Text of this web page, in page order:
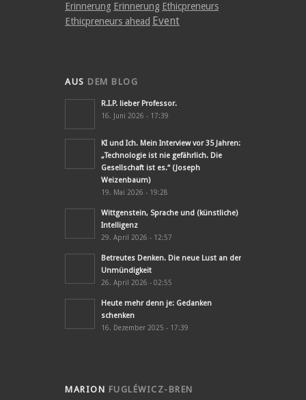
Erinnerung Erinnerung Ethicpreneurs
Ethicpreneurs ahead Event
AUS DEM BLOG
R.I.P. lieber Professor.
16. Juni 2026 - 17:39
KI und Ich. Mein Interview vor 35 Jahren:
„Technologie ist nie gefährlich. Die
Gesellschaft ist es.“ (Joseph
Weizenbaum)
19. Mai 2026 - 19:28
Wittgenstein, Sprache und (künstliche)
Intelligenz
29. April 2026 - 12:57
Betreutes Denken. Die neue Lust an der
Unmündigkeit
26. April 2026 - 02:55
Heute mehr denn je: Gedanken
schenken
16. Dezember 2025 - 17:39
MARION FUGLÉWICZ-BREN